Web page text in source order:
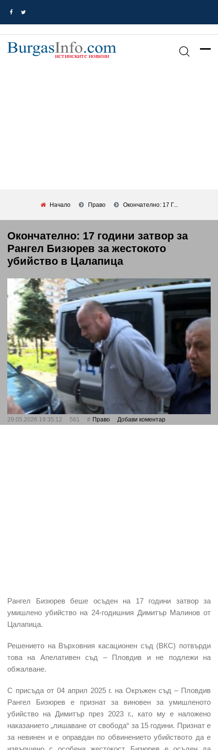
Начало Право Окончателно: 17 Г...
Окончателно: 17 години затвор за
Рангел Бизюрев за жестокото
убийство в Цалапица
29.05.2026 19:35:12 561 Право Добави коментар
Рангел Бизюрев беше осъден на 17 години затвор за
умишлено убийство на 24-годишния Димитър Малинов от
Цалапица.
Решението на Върховния касационен съд (ВКС) потвърди
това на Апелативен съд – Пловдив и не подлежи на
обжалване.
С присъда от 04 април 2025 г. на Окръжен съд – Пловдив
Рангел Бизюрев е признат за виновен за умишленото
убийство на Димитър през 2023 г., като му е наложено
наказанието „лишаване от свобода“ за 15 години. Признат е
за невинен и е оправдан по обвинението убийството да е